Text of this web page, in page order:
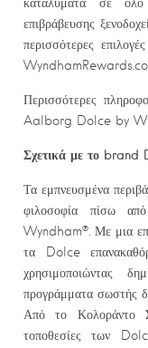
καταλύματα σε
επιβράβευσης
περισσότερες
Περισσότερες
Aalborg Dolce by
Σχετικά με το brand
Τα εμπνευσμένα
φιλοσοφία πίσω
Wyndham®. Με μια
τα Dolce
χρησιμοποιώντας
προγράμματα σωστής
Από το Κολοράντο
τοποθεσίες των